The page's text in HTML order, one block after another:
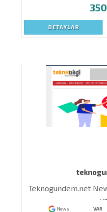
DETAYLAR
Teknogundem.net
News
VAR